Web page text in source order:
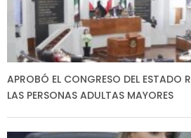
APROBÓ EL CONGRESO DEL ESTADO
LAS PERSONAS ADULTAS MAYORES